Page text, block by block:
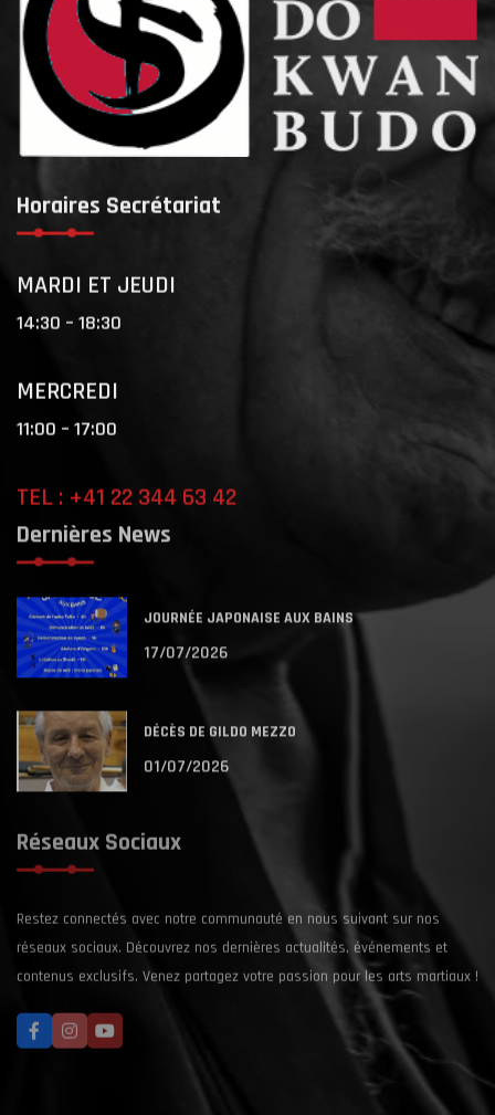
Horaires Secrétariat
MARDI ET JEUDI
14:30 – 18:30
MERCREDI
11:00 – 17:00
TEL : +41 22 344 63 42
Dernières News
JOURNÉE JAPONAISE AUX BAINS
17/07/2026
DÉCÈS DE GILDO MEZZO
01/07/2026
Réseaux Sociaux
Restez connectés avec notre communauté en nous suivant sur nos
réseaux sociaux. Découvrez nos dernières actualités, événements et
contenus exclusifs. Venez partagez votre passion pour les arts martiaux !